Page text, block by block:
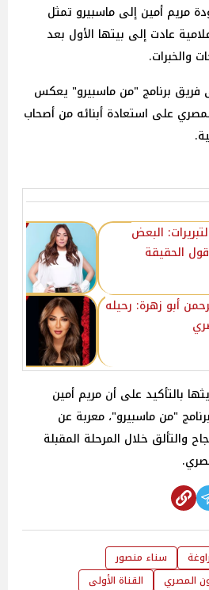
مريم أمين إلى ماسبيرو تمثل
عادت إلى بيتها الأول بعد
والخبرات.
فريق برنامج "من ماسبيرو" يعكس
على استعادة أبنائه من أصحاب
البعض
الحقيقة
أبو زهرة: رحيله
بالتأكيد على أن مريم أمين
"من ماسبيرو"، معربة عن
والتألق خلال المرحلة المقبلة
سناء منصور
المصري
القناة الأولى